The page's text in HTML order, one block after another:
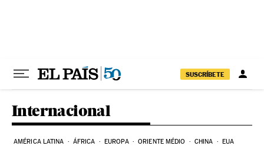
SUSCRÍBETE
Internacional
AMÉRICA LATINA ÁFRICA EUROPA ORIENTE MÉDIO CHINA EUA